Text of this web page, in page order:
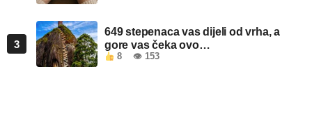
3
649 stepenaca vas dijeli od vrha, a
gore vas čeka ovo…
8 👁 153